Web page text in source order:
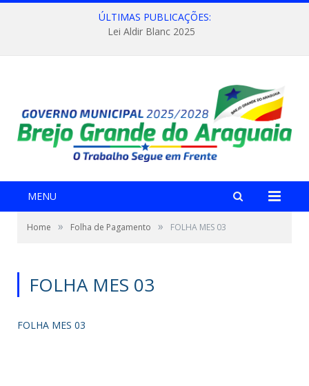
ÚLTIMAS PUBLICAÇÕES:
Lei Aldir Blanc 2025
MENU
Home » Folha de Pagamento » FOLHA MES 03
FOLHA MES 03
FOLHA MES 03